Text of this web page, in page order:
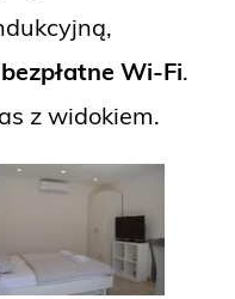
bezpłatne Wi-Fi.
z widokiem.